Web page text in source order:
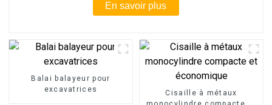
En savoir plus
Balai balayeur pour
excavatrices
Cisaille à métaux